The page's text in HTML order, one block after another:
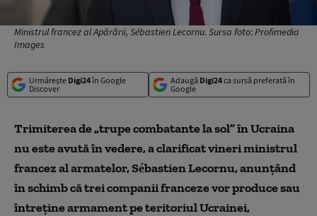
Ministrul francez al Apărării, Sébastien Lecornu. Sursa foto: Profimedia
Images
Urmărește Digi24în Google
Discover
Adaugă Digi24ca sursă preferată în
Google
Trimiterea de „trupe combatante la sol” în Ucraina
nu este avută în vedere, a clarificat vineri ministrul
francez al armatelor, Sébastien Lecornu, anunţând
în schimb că trei companii franceze vor produce sau
întreţine armament pe teritoriul Ucrainei,